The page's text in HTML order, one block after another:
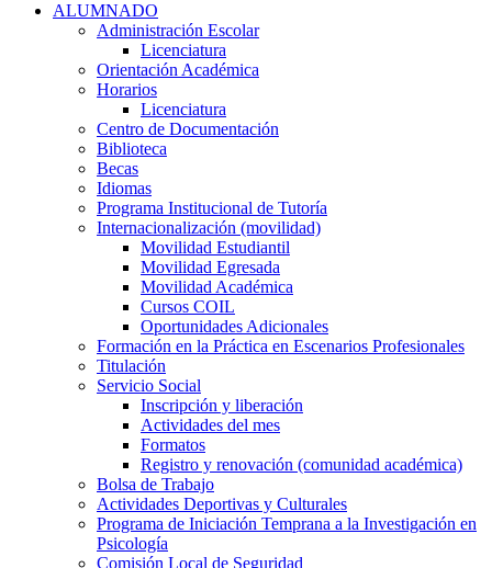
ALUMNADO
Administración Escolar
Licenciatura
Orientación Académica​
Horarios
Licenciatura
Centro de Documentación
Biblioteca
Becas
Idiomas
Programa Institucional de Tutoría
Internacionalización (movilidad)
Movilidad Estudiantil
Movilidad Egresada
Movilidad Académica
Cursos COIL
Oportunidades Adicionales
Formación en la Práctica en Escenarios Profesionales
Titulación
Servicio Social
Inscripción y liberación
Actividades del mes
Formatos
Registro y renovación (comunidad académica)
Bolsa de Trabajo
Actividades Deportivas y Culturales
Programa de Iniciación Temprana a la Investigación en
Psicología
Comisión Local de Seguridad